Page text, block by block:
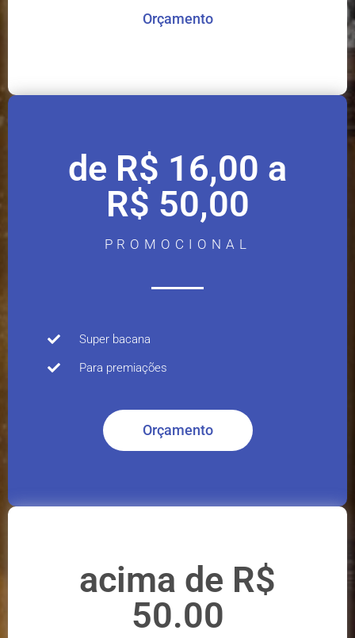
Orçamento
de R$ 16,00 a
R$ 50,00
PROMOCIONAL
Super bacana
Para premiações
Orçamento
acima de R$
50.00